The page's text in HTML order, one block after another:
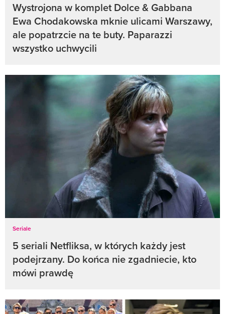
Wystrojona w komplet Dolce & Gabbana
Ewa Chodakowska mknie ulicami Warszawy,
ale popatrzcie na te buty. Paparazzi
wszystko uchwycili
Seriale
5 seriali Netfliksa, w których każdy jest
podejrzany. Do końca nie zgadniecie, kto
mówi prawdę